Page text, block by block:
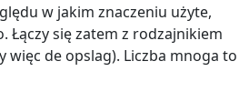
w jakim znaczeniu użyte,
Łączy się zatem z rodzajnikiem
więc de opslag). Liczba mnoga to